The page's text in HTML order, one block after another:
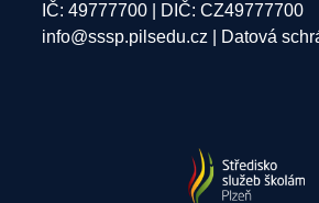
IČ: 49777700 | DIČ: CZ49777700
info@sssp.pilsedu.cz | Datová